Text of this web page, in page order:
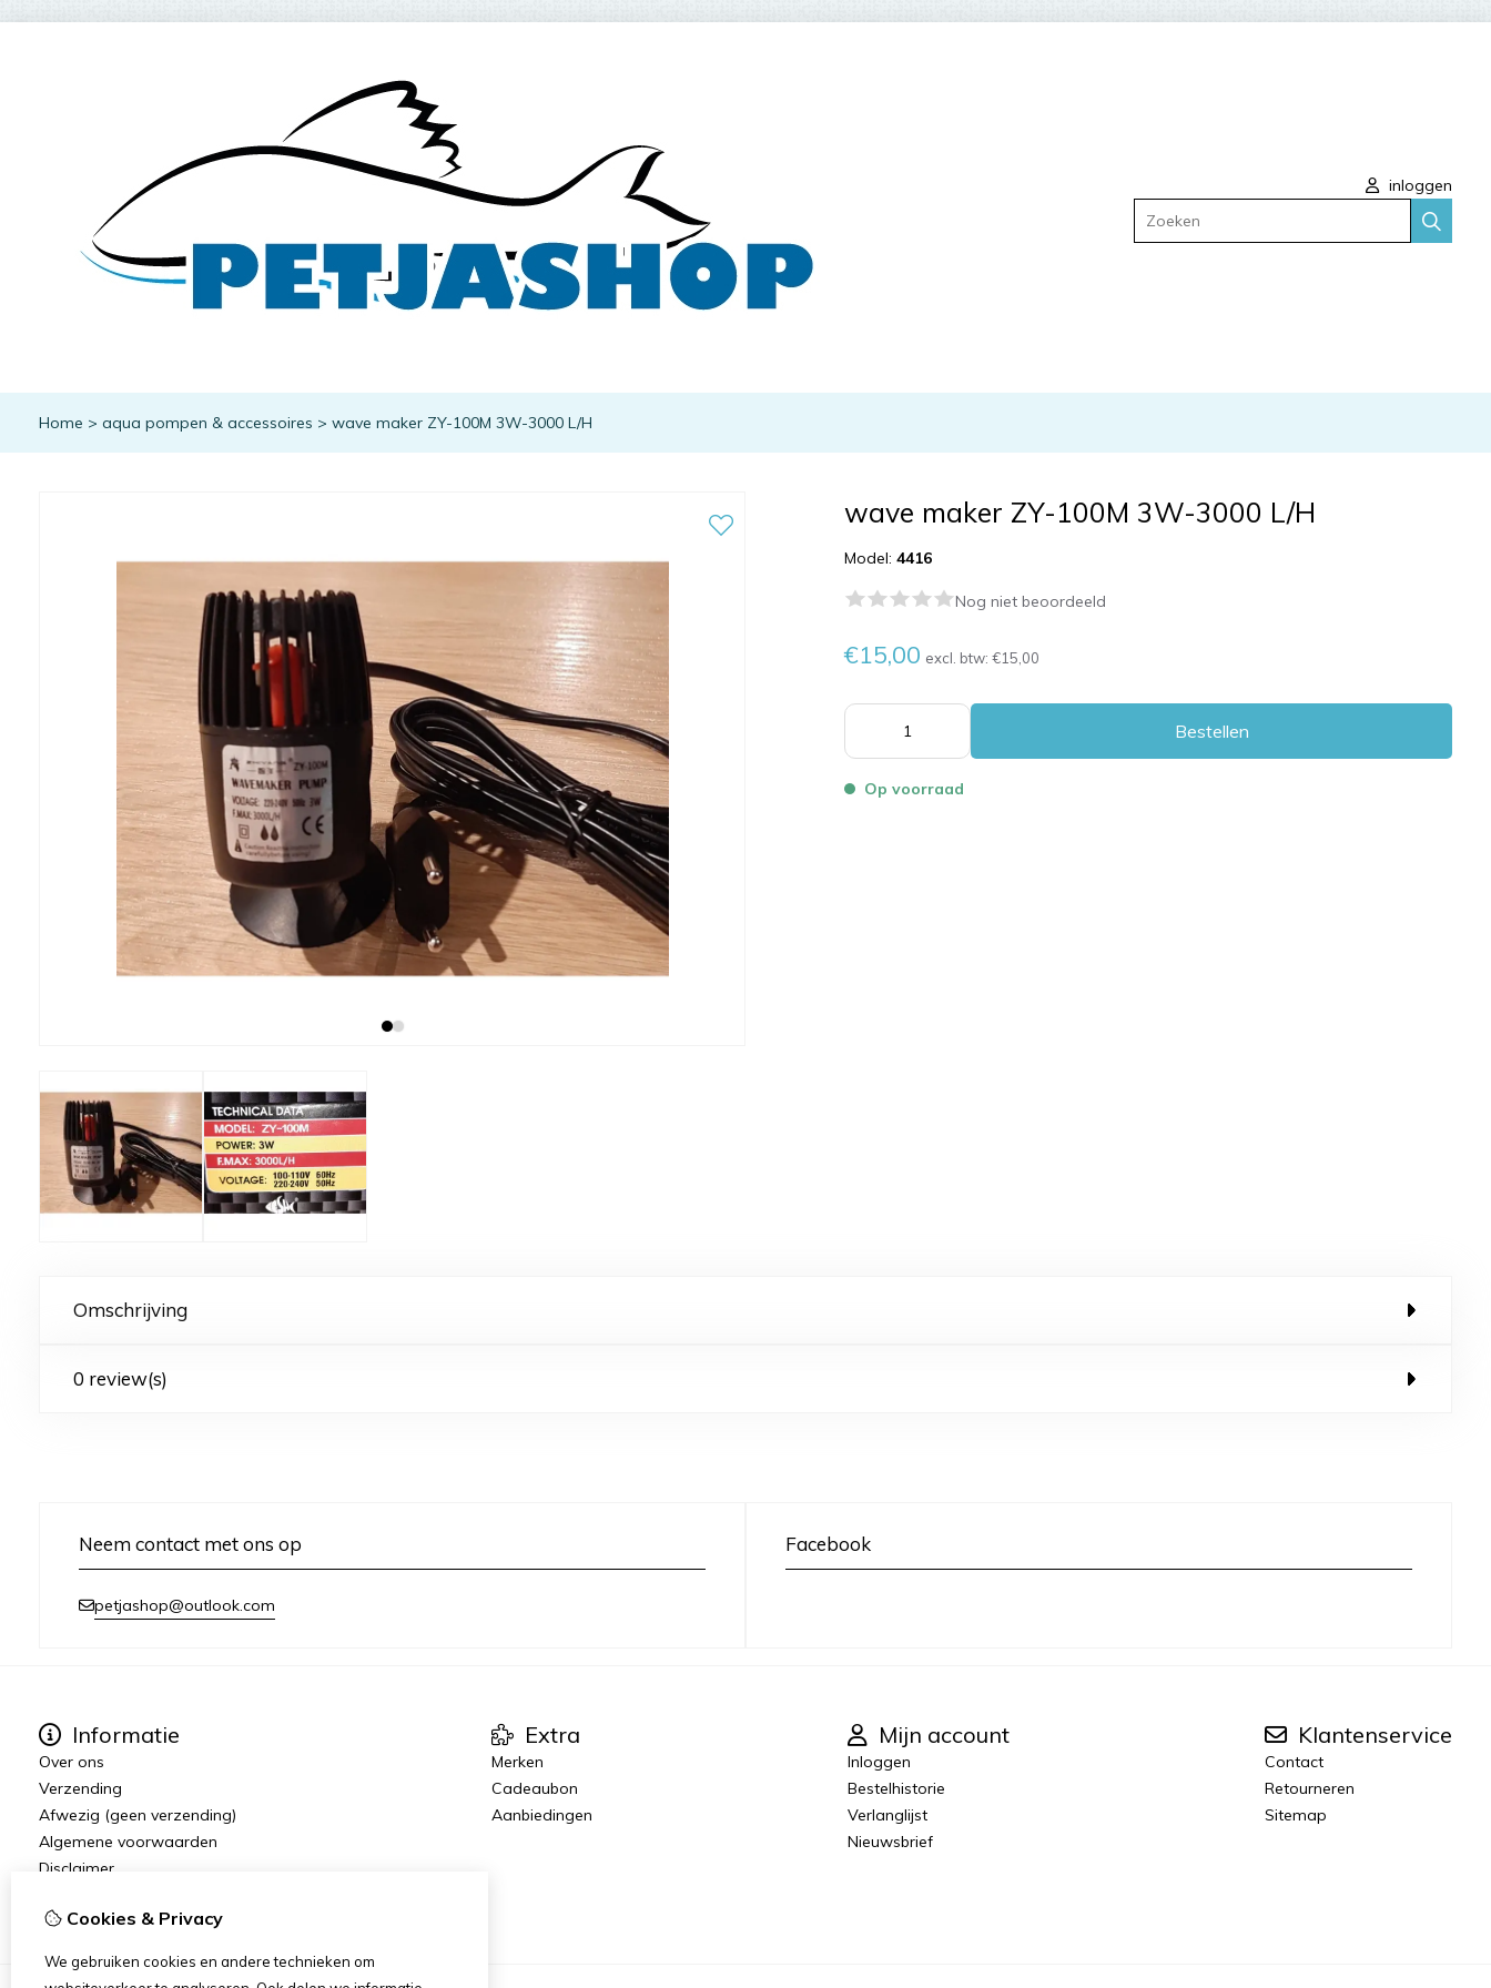
inloggen
Zoeken
Home > aqua pompen & accessoires > wave maker ZY-100M 3W-3000 L/H
wave maker ZY-100M 3W-3000 L/H
Model:4416
Nog niet beoordeeld
€15,00 excl. btw:€15,00
Bestellen
Op voorraad
Omschrijving
0 review(s)
Neem contact met ons op
petjashop@outlook.com
Facebook
Informatie
Over ons
Verzending
Afwezig (geen verzending)
Algemene voorwaarden
Disclaimer
Extra
Merken
Cadeaubon
Aanbiedingen
Mijn account
Inloggen
Bestelhistorie
Verlanglijst
Nieuwsbrief
Klantenservice
Contact
Retourneren
Sitemap
Cookies & Privacy
We gebruiken cookies en andere technieken om